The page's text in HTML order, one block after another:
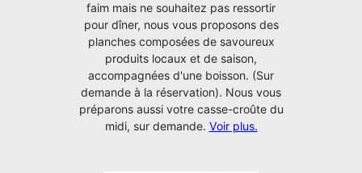
faim mais ne souhaitez pas ressortir
pour dîner, nous vous proposons des
planches composées de savoureux
produits locaux et de saison,
accompagnées d'une boisson. (Sur
demande à la réservation). Nous vous
préparons aussi votre casse-croûte du
midi, sur demande. Voir plus.